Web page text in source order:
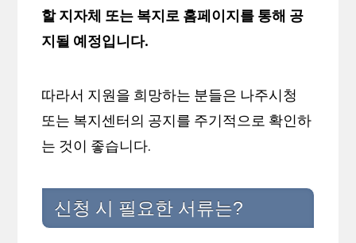
할 지자체 또는 복지로 홈페이지를 통해 공
지될 예정입니다.
따라서 지원을 희망하는 분들은 나주시청
또는 복지센터의 공지를 주기적으로 확인하
는 것이 좋습니다.
신청 시 필요한 서류는?